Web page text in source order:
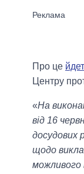
Про це
Центру
«На
від 16
досудових
щодо
можливого